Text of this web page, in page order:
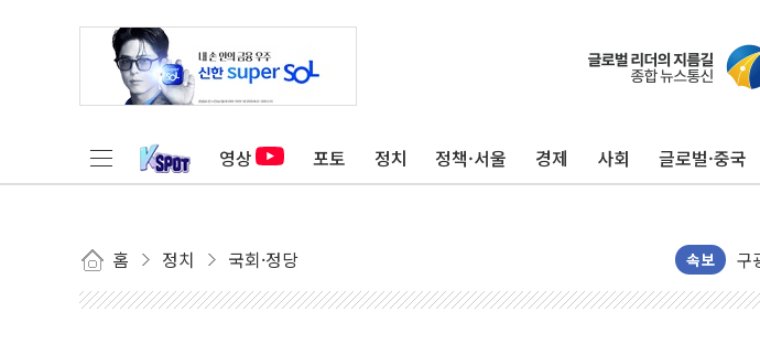
영상 포토 정치 정책·서울 경제 사회 글로벌·중국
홈 정치 국회·정당 속보
유
리
뉴
김